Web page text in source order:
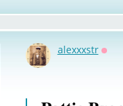
alexxxstr